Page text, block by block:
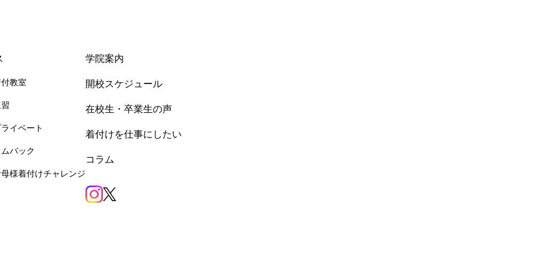
教室
イベート
バック
様着付けチャレンジ
学院案内
開校スケジュール
在校生・卒業生の声
着付けを仕事にしたい
コラム